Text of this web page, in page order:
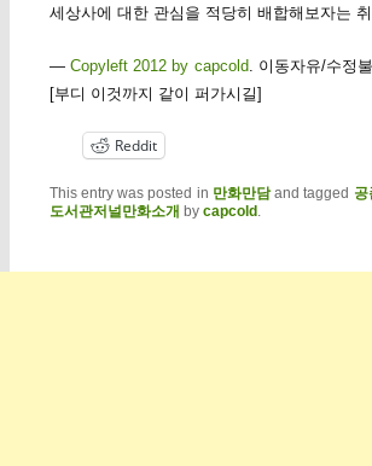
세상사에 대한 관심을 적당히 배합해보자는
— Copyleft 2012 by capcold. 이동자유/수정
[부디 이것까지 같이 퍼가시길]
Reddit
This entry was posted in 만화만담and tagged 공
도서관저널만화소개 by capcold.